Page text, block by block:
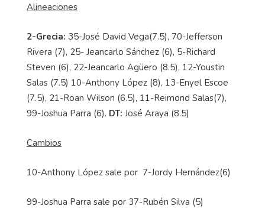
Alineaciones
2-Grecia: 35-José David Vega(7.5), 70-Jefferson
Rivera (7), 25- Jeancarlo Sánchez (6), 5-Richard
Steven (6), 22-Jeancarlo Agüero (8.5), 12-Youstin
Salas (7.5) 10-Anthony López (8), 13-Enyel Escoe
(7.5), 21-Roan Wilson (6.5), 11-Reimond Salas(7),
99-Joshua Parra (6). DT: José Araya (8.5)
Cambios
10-Anthony López sale por 7-Jordy Hernández(6)
99-Joshua Parra sale por 37-Rubén Silva (5)